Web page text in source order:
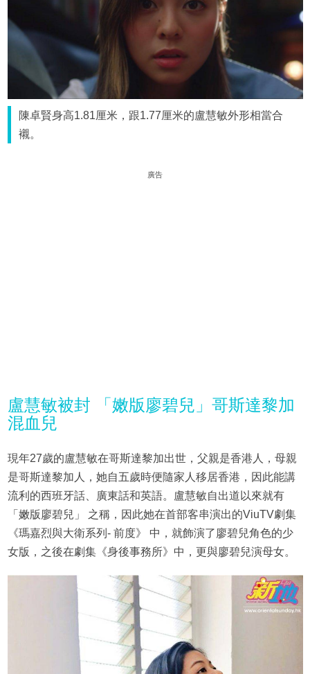
陳卓賢身高1.81厘米，跟1.77厘米的盧慧敏外形相當合
襯。
廣告
盧慧敏被封 「嫩版廖碧兒」哥斯達黎加
混血兒
現年27歲的盧慧敏在哥斯達黎加出世，父親是香港人，母親
是哥斯達黎加人，她自五歲時便隨家人移居香港，因此能講
流利的西班牙話、廣東話和英語。盧慧敏自出道以來就有
「嫩版廖碧兒」 之稱，因此她在首部客串演出的ViuTV劇集
《瑪嘉烈與大衛系列- 前度》 中，就飾演了廖碧兒角色的少
女版，之後在劇集《身後事務所》中，更與廖碧兒演母女。